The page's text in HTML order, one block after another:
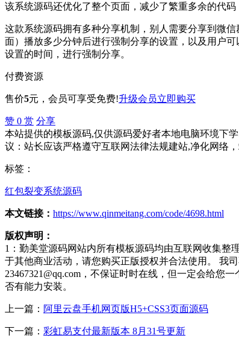
该系统源码还优化了整个页面，减少了繁重多余的代
这款系统源码拥有多种分享机制，别人需要分享到微
面）播放多少分钟后进行强制分享的设置，以及用户
设置的时间，进行强制分享。
付费资源
售价5元 ，会员可享受免费!升级会员立即购买
赞 0 赏 分享
本站提供的模板源码,仅供源码爱好者本地电脑环境下
议：站长应该严格遵守互联网法律法规建站,净化网络，
标签：
红包裂变系统源码
本文链接： https://www.qinmeitang.com/code/4698.html
版权声明：
1：勤美堂源码网站内所有模板源码均由互联网收集整
于其他商业活动，请您购买正版授权并合法使用。 我
23467321@qq.com，不保证时时在线，但一定会给您
否有能力安装。
上一篇： 阿里云盘手机网页版H5+CSS3页面源码
下一篇： 彩虹易支付最新版本 8月31号更新